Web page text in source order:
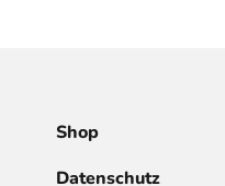
Shop
Datenschutz